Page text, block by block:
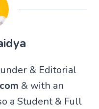
& Editorial
& with an
a Student & Full